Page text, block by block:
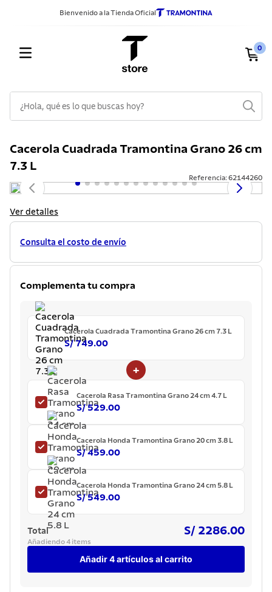
Bienvenido a la Tienda Oficial
0
Cacerola Cuadrada Tramontina Grano 26 cm
7.3 L
Referencia:62144260
Ver detalles
Consulta el costo de envío
Complementa tu compra
Cacerola Cuadrada Tramontina Grano 26 cm 7.3 L
S/ 749.00
+
Cacerola Rasa Tramontina Grano 24 cm 4.7 L
S/ 529.00
Cacerola Honda Tramontina Grano 20 cm 3.8 L
S/ 459.00
Cacerola Honda Tramontina Grano 24 cm 5.8 L
S/ 549.00
Total S/ 2286.00
Añadiendo 4 items
Añadir 4 artículos al carrito
1.
sarten
2
cuchillos
4.
cubiertos
5
juego ollas
lavadero
acero inoxidable
tetera
grano